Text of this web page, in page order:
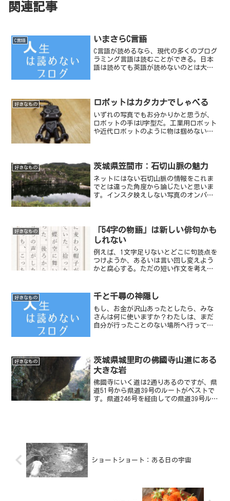
関連記事
C言語 いまさらC言語
C言語が読めるなら、現代の多くのプログ
ラミング言語は読むことができる。日本
語は読めても英語が読めないのとは大違
好きなもの ロボットはカタカナでしゃべる
いずれの写真でもお分かりかと思うが、
ロボットの手はU字型だ。工業用ロボット
や近代ロボットのように物は掴めないだ
好きなもの 茨城県笠間市：石切山脈の魅力
ネットにはない石切山脈の情報をこれま
でとは違った角度から論じたいと思いま
す。インスタ映えしない写真のオンパレ
好きなもの
「54字の物語」は新しい俳句かも
しれない
例えば、1文字足りないとどこに句読点を
つけようか、あるいは言い回し変えよう
かと腐心する。ただの短い作文を考えて
に過ぎる。
好きなもの 千と千尋の神隠し
もし、お金が沢山あったとしたら、みな
さんは何に使いますか？わたしは、まだ
自分が行ったことのない場所へ行ってみ
というのを、みなさんはご...
好きなもの
茨城県城里町の佛國寺山道にある
大きな岩
佛國寺にいく道は2通りあるのですが、県
道51号から県道39号のルートがベストで
す。県道246号を経由しての県道39号ルー
ショートショート：ある日の宇宙